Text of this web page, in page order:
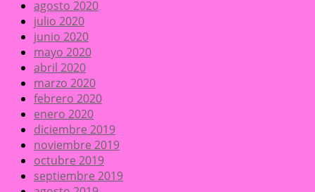
agosto 2020
julio 2020
junio 2020
mayo 2020
abril 2020
marzo 2020
febrero 2020
enero 2020
diciembre 2019
noviembre 2019
octubre 2019
septiembre 2019